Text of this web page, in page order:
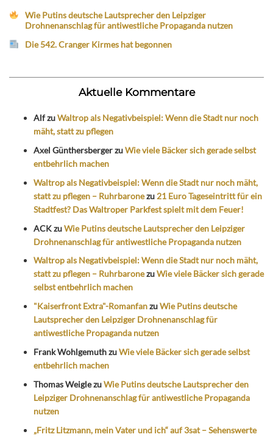
Wie Putins deutsche Lautsprecher den Leipziger
Drohnenanschlag für antiwestliche Propaganda nutzen
Die 542. Cranger Kirmes hat begonnen
Aktuelle Kommentare
AlfzuWaltrop als Negativbeispiel: Wenn die Stadt nur noch
mäht, statt zu pflegen
Axel GünthersbergerzuWie viele Bäcker sich gerade selbst
entbehrlich machen
Waltrop als Negativbeispiel: Wenn die Stadt nur noch mäht,
statt zu pflegen – Ruhrbaronezu 21 Euro Tageseintritt für ein
Stadtfest? Das Waltroper Parkfest spielt mit dem Feuer!
ACKzuWie Putins deutsche Lautsprecher den Leipziger
Drohnenanschlag für antiwestliche Propaganda nutzen
Waltrop als Negativbeispiel: Wenn die Stadt nur noch mäht,
statt zu pflegen – RuhrbaronezuWie viele Bäcker sich gerade
selbst entbehrlich machen
"Kaiserfront Extra"-RomanfanzuWie Putins deutsche
Lautsprecher den Leipziger Drohnenanschlag für
antiwestliche Propaganda nutzen
Frank WohlgemuthzuWie viele Bäcker sich gerade selbst
entbehrlich machen
Thomas WeiglezuWie Putins deutsche Lautsprecher den
Leipziger Drohnenanschlag für antiwestliche Propaganda
nutzen
„Fritz Litzmann, mein Vater und ich“ auf 3sat – Sehenswerte